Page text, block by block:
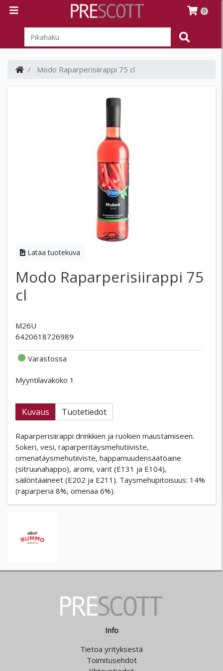
0
Modo Raparperisiirappi 75 cl
Lataa tuotekuva
Modo Raparperisiirappi 75
cl
M26U
6420618726989
Varastossa
Myyntilavakoko 1
Kuvaus Tuotetiedot
Raparperisiirappi drinkkien ja ruokien maustamiseen.
Sokeri, vesi, raparperitäysmehutiiviste,
omenatäysmehutiiviste, happamuudensäätöaine
(sitruunahappo), aromi, värit (E131 ja E104),
säilöntäaineet (E202 ja E211). Täysmehupitoisuus: 14%
(raparperia 8%, omenaa 6%).
Info
Tietoa yrityksestä
Toimitusehdot